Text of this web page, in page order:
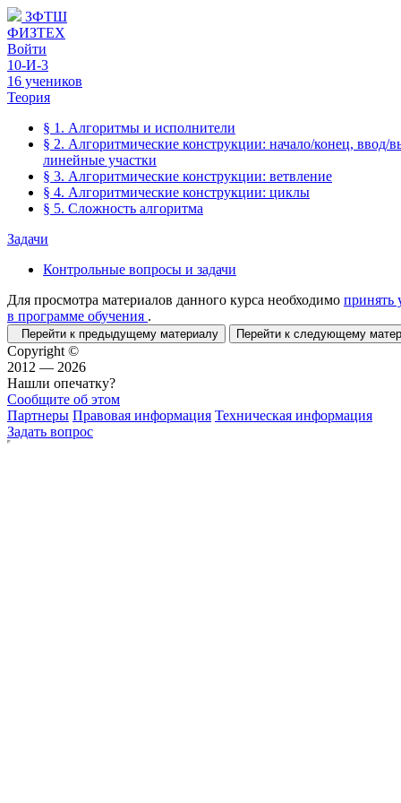
ЗФТШ
ФИЗТЕХ
Войти
10-И-3
16 учеников
Теория
§ 1. Алгоритмы и исполнители
§ 2. Алгоритмические конструкции: начало/конец, ввод/
линейные участки
§ 3. Алгоритмические конструкции: ветвление
§ 4. Алгоритмические конструкции: циклы
§ 5. Сложность алгоритма
Задачи
Контрольные вопросы и задачи
Для просмотра материалов данного курса необходимо принять
в программе обучения .
Перейти к предыдущему материалу Перейти к следующему
Copyright ©
2012 — 2026
Нашли опечатку?
Сообщите об этом
Партнеры Правовая информация Техническая информация
Задать вопрос